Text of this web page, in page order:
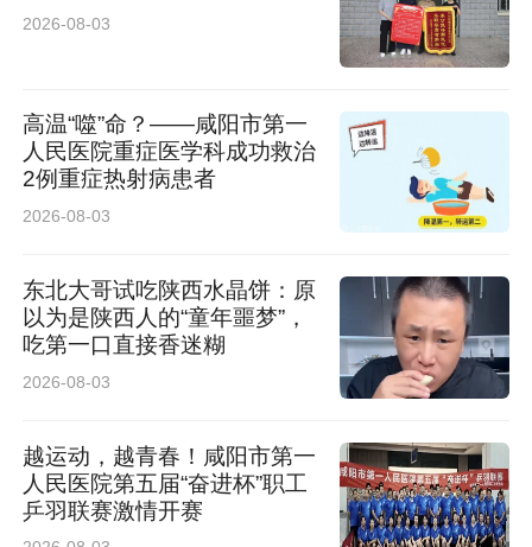
2026-08-03
高温“噬”命？——咸阳市第一
人民医院重症医学科成功救治
2例重症热射病患者
2026-08-03
东北大哥试吃陕西水晶饼：原
以为是陕西人的“童年噩梦”，
吃第一口直接香迷糊
2026-08-03
越运动，越青春！咸阳市第一
人民医院第五届“奋进杯”职工
乒羽联赛激情开赛